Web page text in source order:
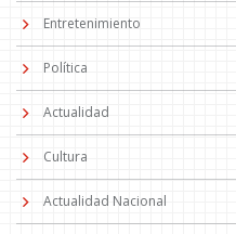
Entretenimiento
Política
Actualidad
Cultura
Actualidad Nacional